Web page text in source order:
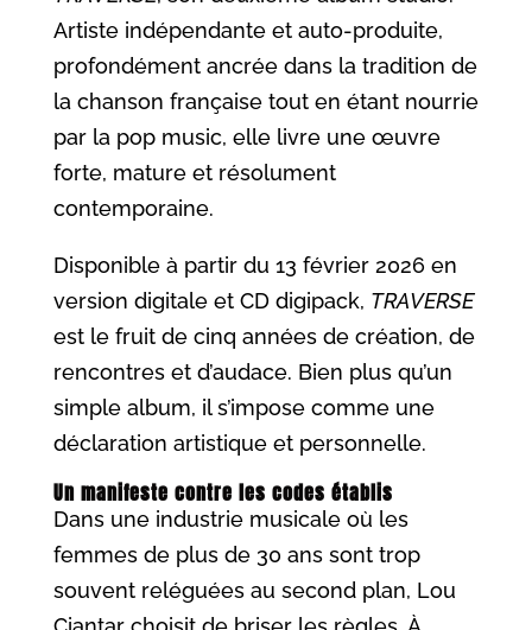
Artiste indépendante et auto-produite,
profondément ancrée dans la tradition de
la chanson française tout en étant nourrie
par la pop music, elle livre une œuvre
forte, mature et résolument
contemporaine.
Disponible à partir du 13 février 2026 en
version digitale et CD digipack, TRAVERSE
est le fruit de cinq années de création, de
rencontres et d’audace. Bien plus qu’un
simple album, il s’impose comme une
déclaration artistique et personnelle.
Un manifeste contre les codes établis
Dans une industrie musicale où les
femmes de plus de 30 ans sont trop
souvent reléguées au second plan, Lou